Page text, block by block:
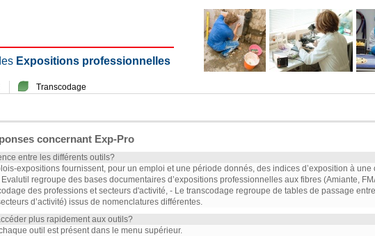
Expositions professionnelles
Transcodage
concernant Exp-Pro
entre les différents outils?
expositions fournissent, pour un emploi et une période donnés, des indices d’exposition à une
regroupe des bases documentaires d’expositions professionnelles aux fibres (Amiante,
des professions et secteurs d'activité, - Le transcodage regroupe de tables de passage
d’activité) issus de nomenclatures différentes.
plus rapidement aux outils?
outil est présent dans le menu supérieur.